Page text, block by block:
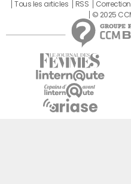
Tous les articles
RSS
© 2025